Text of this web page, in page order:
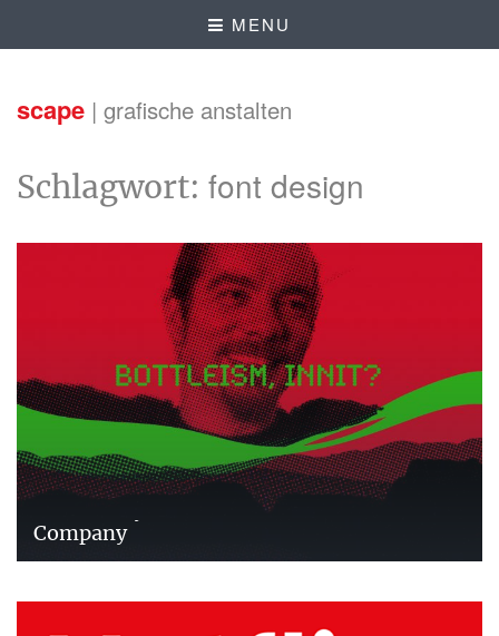
MENU
scape | grafische anstalten
Schlagwort: font design
TCCC Unity: Hausschrift der Coca-Cola
Company